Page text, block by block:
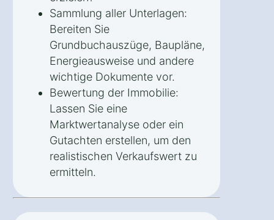
Sammlung aller Unterlagen:
Bereiten Sie
Grundbuchauszüge, Baupläne,
Energieausweise und andere
wichtige Dokumente vor.
Bewertung der Immobilie:
Lassen Sie eine
Marktwertanalyse oder ein
Gutachten erstellen, um den
realistischen Verkaufswert zu
ermitteln.